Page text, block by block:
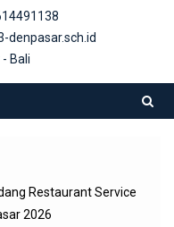
denpasar.sch.id
Bali
Restaurant Service
2026